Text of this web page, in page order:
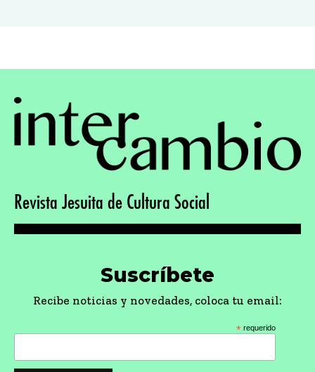
Revista Jesuita de Cultura Social
Suscríbete
Recibe noticias y novedades, coloca tu email:
* requerido